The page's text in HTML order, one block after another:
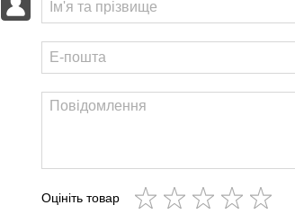
Оцініть товар